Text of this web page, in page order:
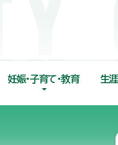
妊娠・子育て・教育 生